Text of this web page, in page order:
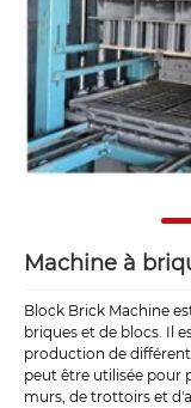
Machine à
Block Brick Machine
briques et de blocs. Il
production de
peut être utilisée pour
murs, de trottoirs et